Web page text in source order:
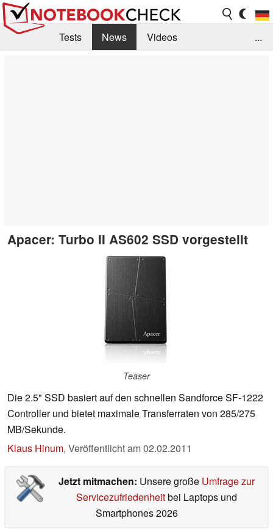
Tests News
Videos
...
Apacer: Turbo II AS602 SSD vorgestellt
Teaser
Die 2.5" SSD basiert auf den schnellen Sandforce SF-1222
Controller und bietet maximale Transferraten von 285/275
MB/Sekunde.
Klaus Hinum, Veröffentlicht am02.02.2011
Jetzt mitmachen: Unsere große Umfrage zur
Servicezufriedenheitbei Laptops und
Smartphones 2026